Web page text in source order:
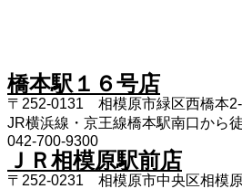
橋本駅１６号店
〒252-0131 相模原市緑区西橋本
JR横浜線・京王線橋本駅南口から
042-700-9300
ＪＲ相模原駅前店
〒252-0231 相模原市中央区相模